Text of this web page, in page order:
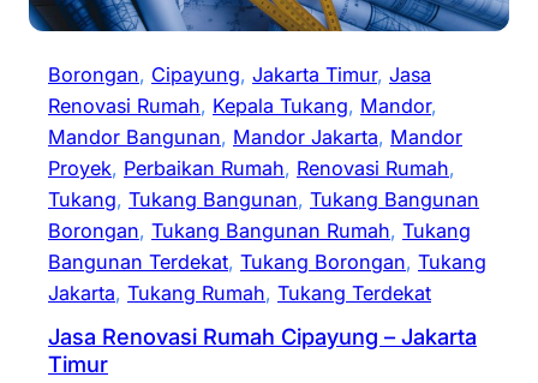
Borongan, Cipayung, Jakarta Timur, Jasa
Renovasi Rumah, Kepala Tukang, Mandor
Mandor Bangunan, Mandor Jakarta, Mandor
Proyek, Perbaikan Rumah, Renovasi Rumah
Tukang, Tukang Bangunan, Tukang Bangunan
Borongan, Tukang Bangunan Rumah, Tukang
Bangunan Terdekat, Tukang Borongan, Tukang
Jakarta, Tukang Rumah, Tukang Terdekat
Jasa Renovasi Rumah Cipayung – Jakarta
Timur